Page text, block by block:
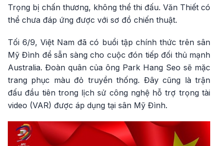
Trọng bị chấn thương, không thể thi đấu. Văn Thiết có
thể chưa đáp ứng được với sơ đồ chiến thuật.
Tối 6/9, Việt Nam đã có buổi tập chính thức trên sân
Mỹ Đình để sẵn sàng cho cuộc đón tiếp đối thủ mạnh
Australia. Đoàn quân của ông Park Hang Seo sẽ mặc
trang phục màu đỏ truyền thống. Đây cũng là trận
đấu đầu tiên trong lịch sử công nghệ hỗ trợ trọng tài
video (VAR) được áp dụng tại sân Mỹ Đình.